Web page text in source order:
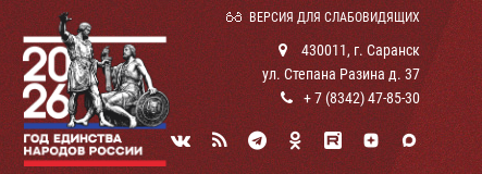
ВЕРСИЯ ДЛЯ СЛАБОВИДЯЩИХ
430011, г. Саранск
ул. Степана Разина д. 37
+ 7 (8342) 47-85-30